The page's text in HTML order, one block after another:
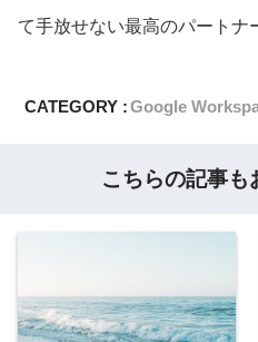
て手放せない最高のパートナ
CATEGORY :Google
こちらの記事も